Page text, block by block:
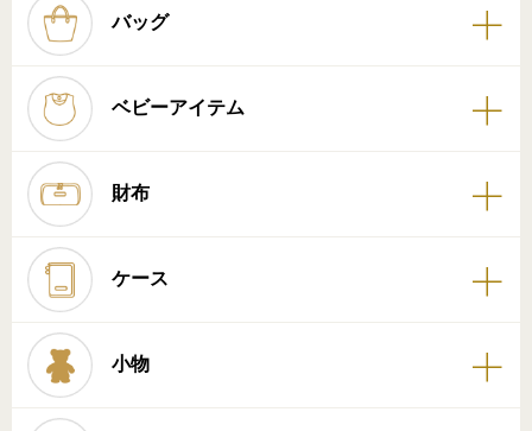
バッグ
ベビーアイテム
財布
ケース
小物